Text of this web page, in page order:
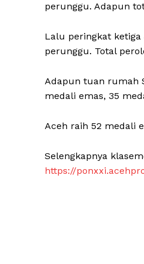
perunggu. Adapun
Lalu peringkat ketiga
perunggu. Total
Adapun tuan rumah
medali emas, 35
Aceh raih 52 medali
Selengkapnya
https://